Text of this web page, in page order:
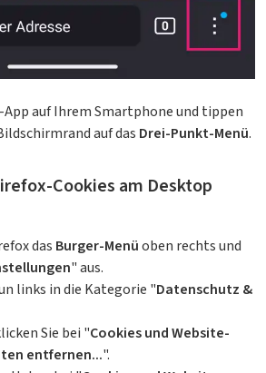
App auf Ihrem Smartphone und tippen
auf das Drei-Punkt-Menü.
Cookies am Desktop
das Burger-Menüoben rechts und
" aus.
links in die Kategorie "Datenschutz &
Sie bei "Cookies und Website-
entfernen...".